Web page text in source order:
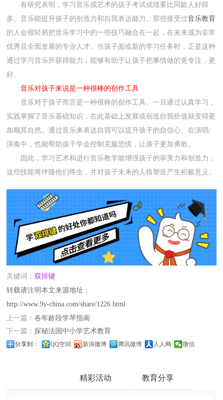
有研究表明，学习音乐或艺术的孩子考试成绩要比同龄人好得
多。音乐能提升孩子的创造力和自我表达能力。那些接受过音乐教育
的人会很轻易把音乐学习中的一些技巧融合在一起，在未来成为非常
优秀且全面发展的专业人才。当孩子面临新的学习任务时，正是这种
通过学习音乐所获得能力，能够有助于让孩子把事情做的更专注，更
好。
音乐对孩子来说是一种很棒的创作工具
音乐对于孩子而言是一种很棒的创作工具。一旦通过认真学习，
实践掌握了音乐基础知识，在此基础上发展或创造自我价值就变得更
加顺其自然。通过音乐来表达自我可以提升孩子的自信心。在演唱/
演奏中，也能帮助孩子学会控制克服恐惧，让孩子更加勇敢。
因此，学习艺术和进行音乐教学能增强孩子的审美力和创造力，
这些技能将伴随他们终生，并对孩子未来的人格塑造产生积极意义。
关键词：双排键
转载请注明本文来源地址：
http://www.9y-china.com/share/1226.html
上一篇：各年龄段学琴指南
下一篇：探秘法国中小学艺术教育
分享到： QQ空间 新浪微博 腾讯微博 人人网 微信
精彩活动 教育分享